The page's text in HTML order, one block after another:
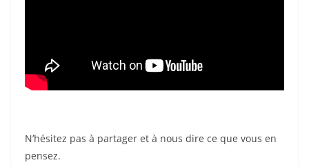
N’hésitez pas à partager et à nous dire ce que vous en
pensez.